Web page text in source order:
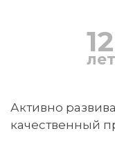
12
лет
Активно
качественный